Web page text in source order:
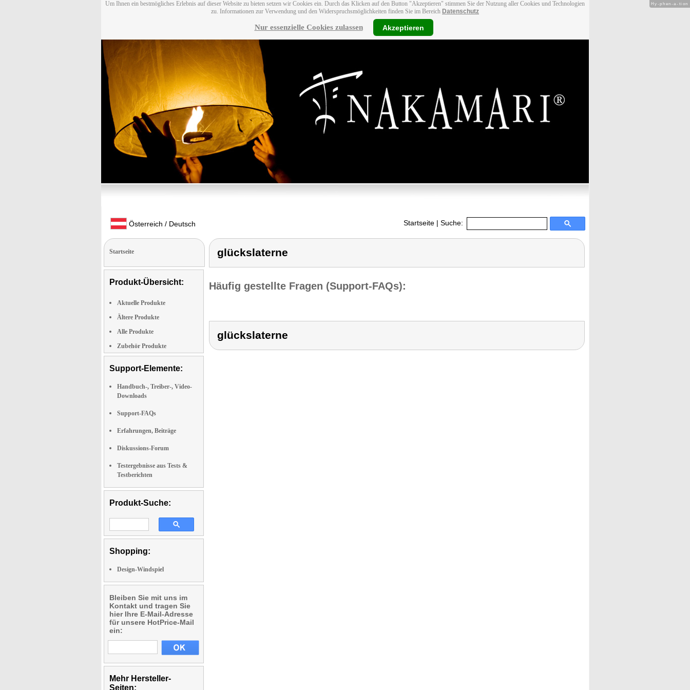
Um Ihnen ein bestmögliches Erlebnis auf dieser Website zu bieten setzen wir Cookies ein. Durch das Klicken auf den Button "Akzeptieren" stimmen Sie der Nutzung aller Cookies und Technologien
zu. Informationen zur Verwendung und den Widerspruchsmöglichkeiten finden Sie im Bereich Datenschutz
Nur essenzielle Cookies zulassen Akzeptieren
Österreich / Deutsch Startseite | Suche:
Startseite
Produkt-Übersicht:
Aktuelle Produkte
Ältere Produkte
Alle Produkte
Zubehör Produkte
Support-Elemente:
Handbuch-, Treiber-, Video-
Downloads
Support-FAQs
Erfahrungen, Beiträge
Diskussions-Forum
Testergebnisse aus Tests &
Testberichten
Produkt-Suche:
Shopping:
Design-Windspiel
Bleiben Sie mit uns im
Kontakt und tragen Sie
hier Ihre E-Mail-Adresse
für unsere HotPrice-Mail
ein:
Mehr Hersteller-
Seiten:
glückslaterne
Häufig gestellte Fragen (Support-FAQs):
glückslaterne
Hy-phen-a-tion